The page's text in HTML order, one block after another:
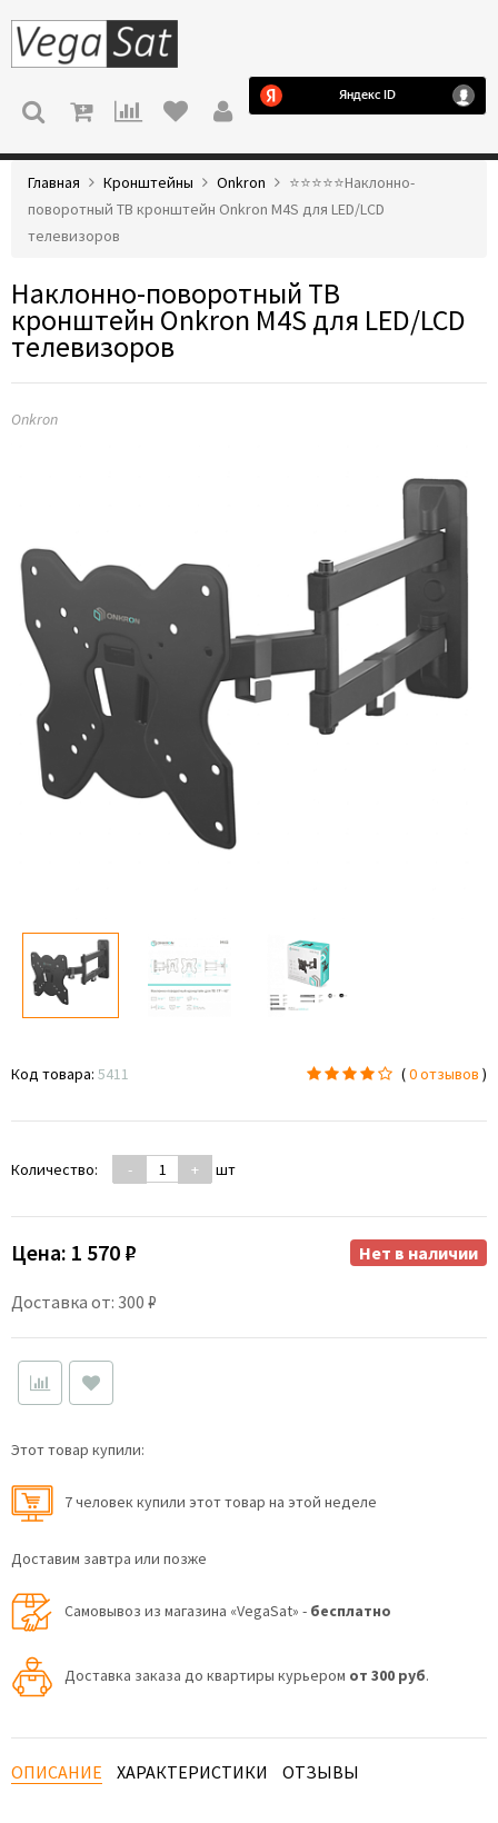
МЕНЮ
Главная Кронштейны Onkron
⭐️⭐️⭐️⭐️⭐️Наклонно-
поворотный ТВ кронштейн Onkron M4S для LED/LCD
телевизоров
Наклонно-поворотный ТВ
кронштейн Onkron M4S для LED/LCD
телевизоров
Onkron
Код товара: 5411 (0 отзывов )
Количество: - + шт
Цена: 1 570 ₽
Доставка от: 300 ₽
Нет в наличии
Этот товар купили:
7 человек купили этот товар на этой неделе
Доставим завтра или позже
Самовывоз из магазина «VegaSat» - бесплатно
Доставка заказа до квартиры курьером от 300 руб.
ОПИСАНИЕ ХАРАКТЕРИСТИКИ ОТЗЫВЫ